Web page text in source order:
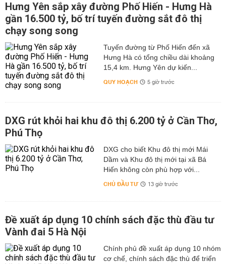
Hưng Yên sắp xây đường Phố Hiến - Hưng Hà
gần 16.500 tỷ, bố trí tuyến đường sắt đô thị
chạy song song
Tuyến đường từ Phố Hiến đến xã
Hưng Hà có tổng chiều dài khoảng
15,4 km. Hưng Yên dự kiến...
QUY HOẠCH 5 giờ trước
DXG rút khỏi hai khu đô thị 6.200 tỷ ở Cần Thơ,
Phú Thọ
DXG cho biết Khu đô thị mới Mái
Dầm và Khu đô thị mới tại xã Bá
Hiến không còn phù hợp với...
CHỦ ĐẦU TƯ 13 giờ trước
Đề xuất áp dụng 10 chính sách đặc thù đầu tư
Vành đai 5 Hà Nội
Chính phủ đề xuất áp dụng 10 nhóm
cơ chế, chính sách đặc thù để triển